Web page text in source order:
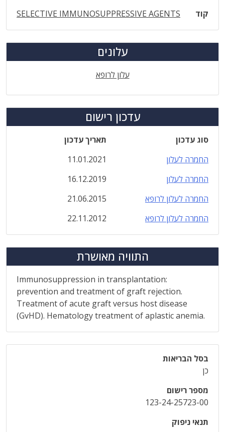
קוד
SELECTIVE IMMUNOSUPPRESSIVE AGENTS
עלונים
עלון לרופא
עדכון רישום
סוג עדכון
תאריך עדכון
החמרה לעלון
11.01.2021
החמרה לעלון
16.12.2019
החמרה לעלון לרופא
21.06.2015
החמרה לעלון לרופא
22.11.2012
התוויה מאושרת
Immunosuppression in transplantation:
prevention and treatment of graft rejection.
Treatment of acute graft versus host disease
(GvHD). Hematology treatment of aplastic anemia.
בסל הבריאות
כן
מספר רישום
123-24-25723-00
תנאי ניפוק